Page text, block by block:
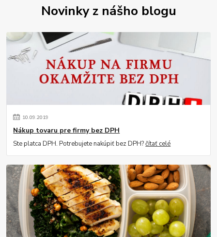
Novinky z nášho blogu
10.09.2019
Nákup tovaru pre firmy bez DPH
Ste platca DPH. Potrebujete nakúpiť bez DPH?čítať celé